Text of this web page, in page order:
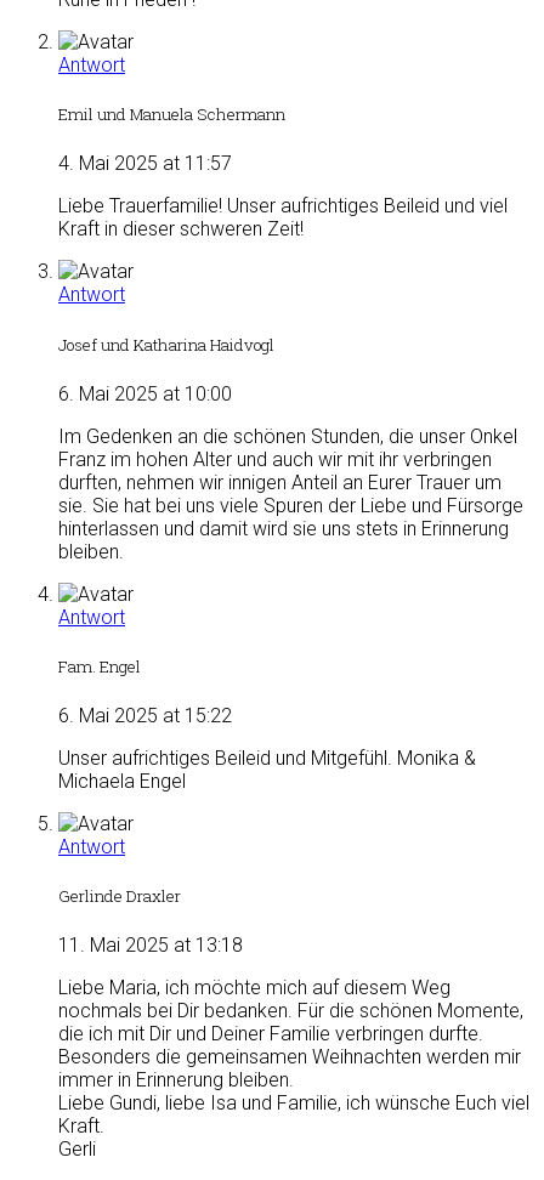
Antwort
Emil und Manuela Schermann
4. Mai 2025 at 11:57
Liebe Trauerfamilie! Unser aufrichtiges Beileid und viel
Kraft in dieser schweren Zeit!
Antwort
Josef und Katharina Haidvogl
6. Mai 2025 at 10:00
Im Gedenken an die schönen Stunden, die unser Onkel
Franz im hohen Alter und auch wir mit ihr verbringen
durften, nehmen wir innigen Anteil an Eurer Trauer um
sie. Sie hat bei uns viele Spuren der Liebe und Fürsorge
hinterlassen und damit wird sie uns stets in Erinnerung
bleiben.
Antwort
Fam. Engel
6. Mai 2025 at 15:22
Unser aufrichtiges Beileid und Mitgefühl. Monika &
Michaela Engel
Antwort
Gerlinde Draxler
11. Mai 2025 at 13:18
Liebe Maria, ich möchte mich auf diesem Weg
nochmals bei Dir bedanken. Für die schönen Momente,
die ich mit Dir und Deiner Familie verbringen durfte.
Besonders die gemeinsamen Weihnachten werden mir
immer in Erinnerung bleiben.
Liebe Gundi, liebe Isa und Familie, ich wünsche Euch viel
Kraft.
Gerli